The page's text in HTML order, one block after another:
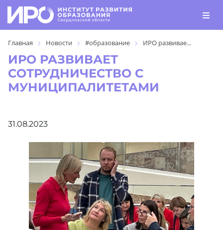
Главная Новости #образование ИРО развивае...
ИРО РАЗВИВАЕТ
СОТРУДНИЧЕСТВО С
МУНИЦИПАЛИТЕТАМИ
31.08.2023